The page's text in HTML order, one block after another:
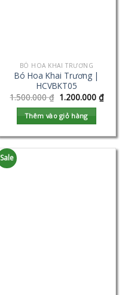
BÓ HOA KHAI TRƯƠNG
Bó Hoa Khai Trương |
HCVBKT05
1.500.000₫ 1.200.000 ₫
Thêm vào giỏ hàng
Sale